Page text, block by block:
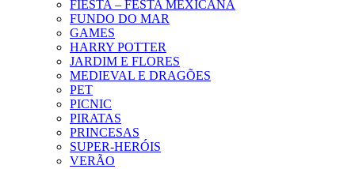
FIESTA – FESTA MEXICANA
FUNDO DO MAR
GAMES
HARRY POTTER
JARDIM E FLORES
MEDIEVAL E DRAGÕES
PET
PICNIC
PIRATAS
PRINCESAS
SUPER-HERÓIS
VERÃO